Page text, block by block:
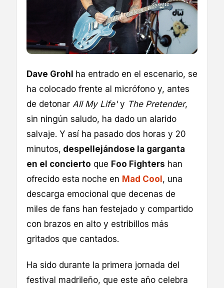
Dave Grohl ha entrado en el escenario, se
ha colocado frente al micrófono y, antes
de detonar All My Life'y The Pretender,
sin ningún saludo, ha dado un alarido
salvaje. Y así ha pasado dos horas y 20
minutos, despellejándose la garganta
en el concierto que Foo Fighters han
ofrecido esta noche en Mad Cool , una
descarga emocional que decenas de
miles de fans han festejado y compartido
con brazos en alto y estribillos más
gritados que cantados.
Ha sido durante la primera jornada del
festival madrileño, que este año celebra